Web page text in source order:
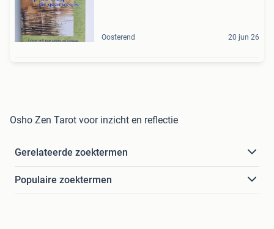
Oosterend 20 jun 26
Osho Zen Tarot voor inzicht en reflectie
Gerelateerde zoektermen
Populaire zoektermen